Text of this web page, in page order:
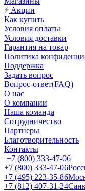
Акции
Как купить
Условия оплаты
Условия доставки
Гарантия на товар
Политика
Поддержка
Задать вопрос
Вопрос-ответ(FAQ)
О нас
О компании
Наша команда
Сотрудничество
Партнеры
Благотворительность
Контакты
+7 (800) 333-47-06
+7 (800) 333-47-06
+7 (495) 223-35-86
+7 (812) 407-31-24